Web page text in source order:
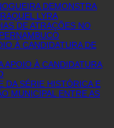
DEMONSTRA
LYRA
DE ATRAÇÕES NO
À CANDIDATURA DE
APOIO À CANDIDATURA
DA SÉRIE HISTÓRICA E
MUNICIPAL ENTRE AS